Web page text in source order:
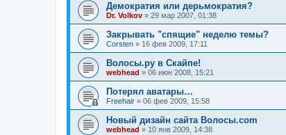
Демократия или дерьмократия?
Dr. Volkov » 29 мар 2007, 01:38
Закрывать "спящие" неделю темы?
Corsten » 16 фев 2009, 17:11
Волосы.ру в Скайпе!
webhead » 06 июн 2008, 15:21
Потерял аватары…
Freehair » 06 фев 2009, 15:58
Новый дизайн сайта Волосы.com
webhead » 10 янв 2009, 14:38